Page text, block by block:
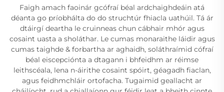
Faigh amach faoinár gcófraí béal ardchaighdeáin atá
déanta go príobhálta do do struchtúr fhiacla uathúil. Tá ár
dtáirgí deartha le cruinneas chun cábhair mhór agus
cosaint uasta a sholáthar. Le cumas monaraithe láidir agus
cumas taighde & forbartha ar aghaidh, soláthraímid cófraí
béal eiscepciónta a dtagann i bhfeidhm ar réimse
leithscéala, lena n-áirithe cosaint spóirt, géagadh fiaclan,
agus feidhmchláir ortofacha. Tugaimid geallacht ar